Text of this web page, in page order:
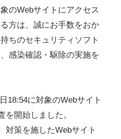
のWebサイトにアクセス
方は、誠にお手数をおか
ちのセキュリティソフト
感染確認・駆除の実施を
18:54に対象のWebサイト
を開始しました。
対策を施したWebサイト